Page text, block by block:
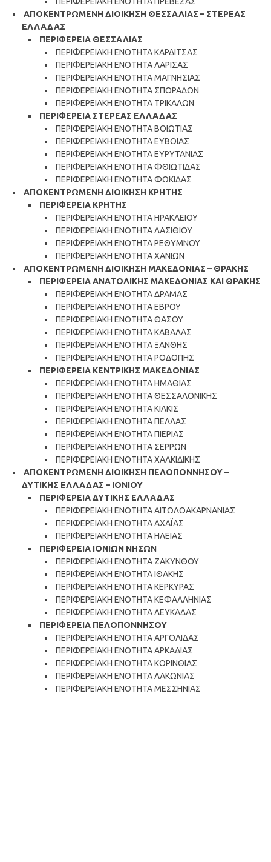
ΑΠΟΚΕΝΤΡΩΜΕΝΗ ΔΙΟΙΚΗΣΗ ΘΕΣΣΑΛΙΑΣ – ΣΤΕΡΕΑΣ
ΕΛΛΑΔΑΣ
ΠΕΡΙΦΕΡΕΙΑ ΘΕΣΣΑΛΙΑΣ
ΠΕΡΙΦΕΡΕΙΑΚΗ ΕΝΟΤΗΤΑ ΚΑΡΔΙΤΣΑΣ
ΠΕΡΙΦΕΡΕΙΑΚΗ ΕΝΟΤΗΤΑ ΛΑΡΙΣΑΣ
ΠΕΡΙΦΕΡΕΙΑΚΗ ΕΝΟΤΗΤΑ ΜΑΓΝΗΣΙΑΣ
ΠΕΡΙΦΕΡΕΙΑΚΗ ΕΝΟΤΗΤΑ ΣΠΟΡΑΔΩΝ
ΠΕΡΙΦΕΡΕΙΑΚΗ ΕΝΟΤΗΤΑ ΤΡΙΚΑΛΩΝ
ΠΕΡΙΦΕΡΕΙΑ ΣΤΕΡΕΑΣ ΕΛΛΑΔΑΣ
ΠΕΡΙΦΕΡΕΙΑΚΗ ΕΝΟΤΗΤΑ ΒΟΙΩΤΙΑΣ
ΠΕΡΙΦΕΡΕΙΑΚΗ ΕΝΟΤΗΤΑ ΕΥΒΟΙΑΣ
ΠΕΡΙΦΕΡΕΙΑΚΗ ΕΝΟΤΗΤΑ ΕΥΡΥΤΑΝΙΑΣ
ΠΕΡΙΦΕΡΕΙΑΚΗ ΕΝΟΤΗΤΑ ΦΘΙΩΤΙΔΑΣ
ΠΕΡΙΦΕΡΕΙΑΚΗ ΕΝΟΤΗΤΑ ΦΩΚΙΔΑΣ
ΑΠΟΚΕΝΤΡΩΜΕΝΗ ΔΙΟΙΚΗΣΗ ΚΡΗΤΗΣ
ΠΕΡΙΦΕΡΕΙΑ ΚΡΗΤΗΣ
ΠΕΡΙΦΕΡΕΙΑΚΗ ΕΝΟΤΗΤΑ ΗΡΑΚΛΕΙΟΥ
ΠΕΡΙΦΕΡΕΙΑΚΗ ΕΝΟΤΗΤΑ ΛΑΣΙΘΙΟΥ
ΠΕΡΙΦΕΡΕΙΑΚΗ ΕΝΟΤΗΤΑ ΡΕΘΥΜΝΟΥ
ΠΕΡΙΦΕΡΕΙΑΚΗ ΕΝΟΤΗΤΑ ΧΑΝΙΩΝ
ΑΠΟΚΕΝΤΡΩΜΕΝΗ ΔΙΟΙΚΗΣΗ ΜΑΚΕΔΟΝΙΑΣ – ΘΡΑΚΗΣ
ΠΕΡΙΦΕΡΕΙΑ ΑΝΑΤΟΛΙΚΗΣ ΜΑΚΕΔΟΝΙΑΣ ΚΑΙ ΘΡΑΚΗΣ
ΠΕΡΙΦΕΡΕΙΑΚΗ ΕΝΟΤΗΤΑ ΔΡΑΜΑΣ
ΠΕΡΙΦΕΡΕΙΑΚΗ ΕΝΟΤΗΤΑ ΕΒΡΟΥ
ΠΕΡΙΦΕΡΕΙΑΚΗ ΕΝΟΤΗΤΑ ΘΑΣΟΥ
ΠΕΡΙΦΕΡΕΙΑΚΗ ΕΝΟΤΗΤΑ ΚΑΒΑΛΑΣ
ΠΕΡΙΦΕΡΕΙΑΚΗ ΕΝΟΤΗΤΑ ΞΑΝΘΗΣ
ΠΕΡΙΦΕΡΕΙΑΚΗ ΕΝΟΤΗΤΑ ΡΟΔΟΠΗΣ
ΠΕΡΙΦΕΡΕΙΑ ΚΕΝΤΡΙΚΗΣ ΜΑΚΕΔΟΝΙΑΣ
ΠΕΡΙΦΕΡΕΙΑΚΗ ΕΝΟΤΗΤΑ ΗΜΑΘΙΑΣ
ΠΕΡΙΦΕΡΕΙΑΚΗ ΕΝΟΤΗΤΑ ΘΕΣΣΑΛΟΝΙΚΗΣ
ΠΕΡΙΦΕΡΕΙΑΚΗ ΕΝΟΤΗΤΑ ΚΙΛΚΙΣ
ΠΕΡΙΦΕΡΕΙΑΚΗ ΕΝΟΤΗΤΑ ΠΕΛΛΑΣ
ΠΕΡΙΦΕΡΕΙΑΚΗ ΕΝΟΤΗΤΑ ΠΙΕΡΙΑΣ
ΠΕΡΙΦΕΡΕΙΑΚΗ ΕΝΟΤΗΤΑ ΣΕΡΡΩΝ
ΠΕΡΙΦΕΡΕΙΑΚΗ ΕΝΟΤΗΤΑ ΧΑΛΚΙΔΙΚΗΣ
ΑΠΟΚΕΝΤΡΩΜΕΝΗ ΔΙΟΙΚΗΣΗ ΠΕΛΟΠΟΝΝΗΣΟΥ –
ΔΥΤΙΚΗΣ ΕΛΛΑΔΑΣ – ΙΟΝΙΟΥ
ΠΕΡΙΦΕΡΕΙΑ ΔΥΤΙΚΗΣ ΕΛΛΑΔΑΣ
ΠΕΡΙΦΕΡΕΙΑΚΗ ΕΝΟΤΗΤΑ ΑΙΤΩΛΟΑΚΑΡΝΑΝΙΑΣ
ΠΕΡΙΦΕΡΕΙΑΚΗ ΕΝΟΤΗΤΑ ΑΧΑΪΑΣ
ΠΕΡΙΦΕΡΕΙΑΚΗ ΕΝΟΤΗΤΑ ΗΛΕΙΑΣ
ΠΕΡΙΦΕΡΕΙΑ ΙΟΝΙΩΝ ΝΗΣΩΝ
ΠΕΡΙΦΕΡΕΙΑΚΗ ΕΝΟΤΗΤΑ ΖΑΚΥΝΘΟΥ
ΠΕΡΙΦΕΡΕΙΑΚΗ ΕΝΟΤΗΤΑ ΙΘΑΚΗΣ
ΠΕΡΙΦΕΡΕΙΑΚΗ ΕΝΟΤΗΤΑ ΚΕΡΚΥΡΑΣ
ΠΕΡΙΦΕΡΕΙΑΚΗ ΕΝΟΤΗΤΑ ΚΕΦΑΛΛΗΝΙΑΣ
ΠΕΡΙΦΕΡΕΙΑΚΗ ΕΝΟΤΗΤΑ ΛΕΥΚΑΔΑΣ
ΠΕΡΙΦΕΡΕΙΑ ΠΕΛΟΠΟΝΝΗΣΟΥ
ΠΕΡΙΦΕΡΕΙΑΚΗ ΕΝΟΤΗΤΑ ΑΡΓΟΛΙΔΑΣ
ΠΕΡΙΦΕΡΕΙΑΚΗ ΕΝΟΤΗΤΑ ΑΡΚΑΔΙΑΣ
ΠΕΡΙΦΕΡΕΙΑΚΗ ΕΝΟΤΗΤΑ ΚΟΡΙΝΘΙΑΣ
ΠΕΡΙΦΕΡΕΙΑΚΗ ΕΝΟΤΗΤΑ ΛΑΚΩΝΙΑΣ
ΠΕΡΙΦΕΡΕΙΑΚΗ ΕΝΟΤΗΤΑ ΜΕΣΣΗΝΙΑΣ